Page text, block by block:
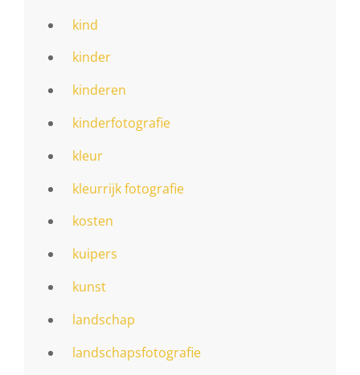
kind
kinder
kinderen
kinderfotografie
kleur
kleurrijk fotografie
kosten
kuipers
kunst
landschap
landschapsfotografie